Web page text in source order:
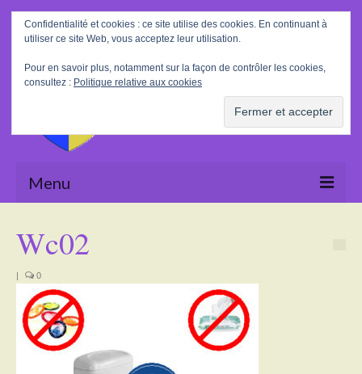
Rechercher
:
Menu
La Mairie
Le village
Tourisme
Actualités
Wc02
| 0
Confidentialité et cookies : ce site utilise des cookies. En continuant à
utiliser ce site Web, vous acceptez leur utilisation.
Pour en savoir plus, notamment sur la façon de contrôler les cookies,
consultez : Politique relative aux cookies